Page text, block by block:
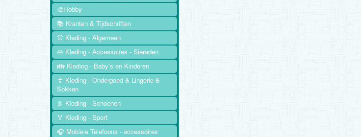
🎨Hobby
📚 Kranten & Tijdschriften
👚 Kleding - Algemeen
👜 Kleding - Accessoires - Sieraden
👪 Kleding - Baby's en Kinderen
👙 Kleding - Ondergoed & Lingerie &
Sokken
👢 Kleding - Schoenen
🏅 Kleding - Sport
🎧 Mobiele Telefoons - accessoires